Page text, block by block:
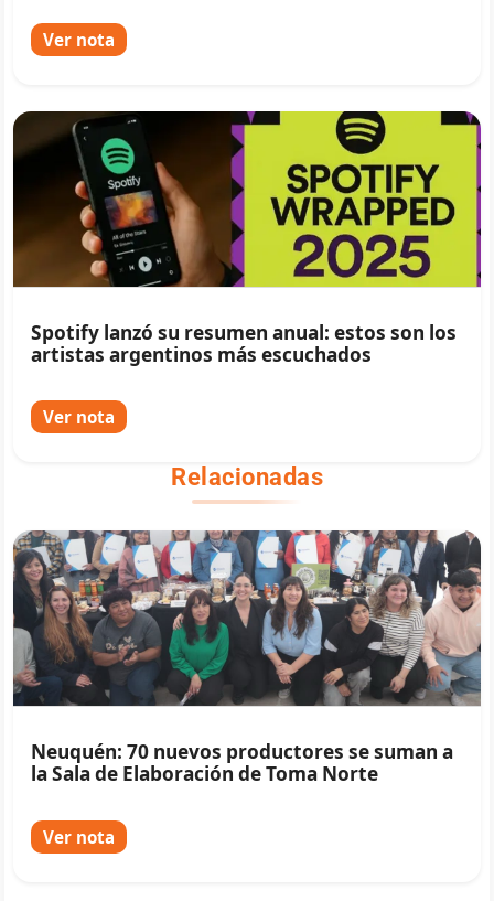
Ver nota
Spotify lanzó su resumen anual: estos son los
artistas argentinos más escuchados
Ver nota
Relacionadas
Neuquén: 70 nuevos productores se suman a
la Sala de Elaboración de Toma Norte
Ver nota